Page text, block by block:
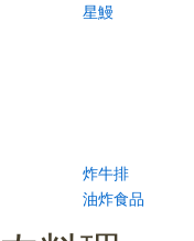
星鰻
炸牛排
油炸食品